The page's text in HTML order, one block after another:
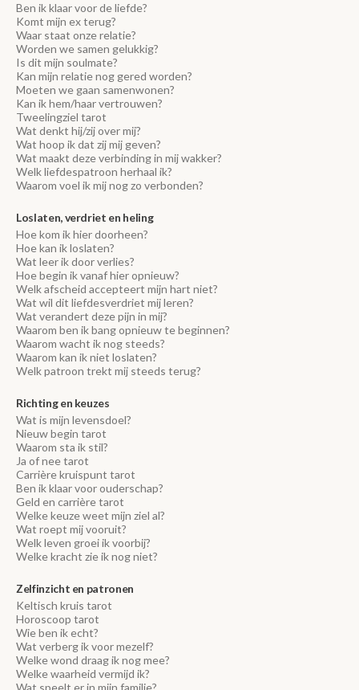
Ben ik klaar voor de liefde?
Komt mijn ex terug?
Waar staat onze relatie?
Worden we samen gelukkig?
Is dit mijn soulmate?
Kan mijn relatie nog gered worden?
Moeten we gaan samenwonen?
Kan ik hem/haar vertrouwen?
Tweelingziel tarot
Wat denkt hij/zij over mij?
Wat hoop ik dat zij mij geven?
Wat maakt deze verbinding in mij wakker?
Welk liefdespatroon herhaal ik?
Waarom voel ik mij nog zo verbonden?
Loslaten, verdriet en heling
Hoe kom ik hier doorheen?
Hoe kan ik loslaten?
Wat leer ik door verlies?
Hoe begin ik vanaf hier opnieuw?
Welk afscheid accepteert mijn hart niet?
Wat wil dit liefdesverdriet mij leren?
Wat verandert deze pijn in mij?
Waarom ben ik bang opnieuw te beginnen?
Waarom wacht ik nog steeds?
Waarom kan ik niet loslaten?
Welk patroon trekt mij steeds terug?
Richting en keuzes
Wat is mijn levensdoel?
Nieuw begin tarot
Waarom sta ik stil?
Ja of nee tarot
Carrière kruispunt tarot
Ben ik klaar voor ouderschap?
Geld en carrière tarot
Welke keuze weet mijn ziel al?
Wat roept mij vooruit?
Welk leven groei ik voorbij?
Welke kracht zie ik nog niet?
Zelfinzicht en patronen
Keltisch kruis tarot
Horoscoop tarot
Wie ben ik echt?
Wat verberg ik voor mezelf?
Welke wond draag ik nog mee?
Welke waarheid vermijd ik?
Wat speelt er in mijn familie?